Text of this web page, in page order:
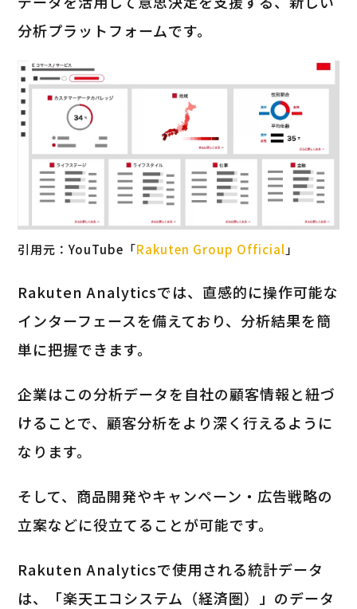
分析プラットフォームです。
引用元：YouTube「Rakuten Group Official 」
Rakuten Analyticsでは、直感的に操作可能な
インターフェースを備えており、分析結果を簡
単に把握できます。
企業はこの分析データを自社の顧客情報と紐づ
けることで、顧客分析をより深く行えるように
なります。
そして、商品開発やキャンペーン・広告戦略の
立案などに役立てることが可能です。
Rakuten Analyticsで使用される統計データ
は、「楽天エコシステム（経済圏）」のデータ